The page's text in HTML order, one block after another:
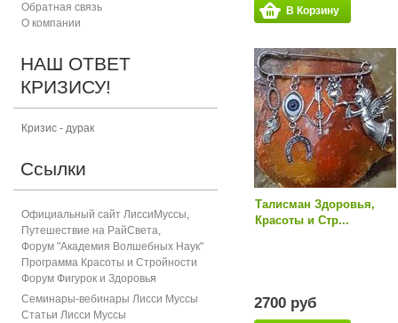
В Корзину
Талисман Здоровья,
Красоты и Стр...
2700 руб
Обратная связь
О компании
НАШ ОТВЕТ
КРИЗИСУ!
Кризис - дурак
Ссылки
Официальный сайт ЛиссиМуссы,
Путешествие на РайСвета,
Форум "Академия Волшебных Наук"
Программа Красоты и Стройности
Форум Фигурок и Здоровья
Семинары-вебинары Лисси Муссы
Статьи Лисси Муссы